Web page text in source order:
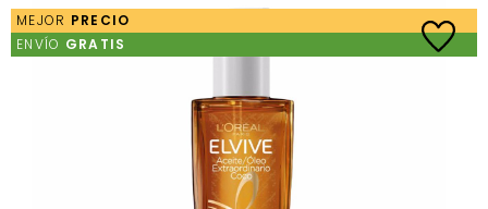
MEJOR PRECIO
ENVÍO GRATIS